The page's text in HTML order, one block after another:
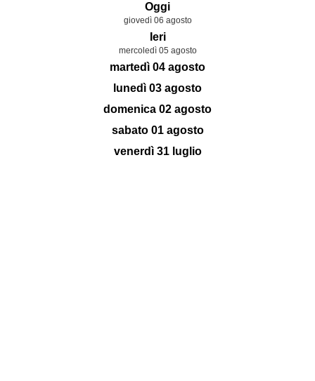
Oggi
giovedì 06 agosto
Ieri
mercoledì 05 agosto
martedì 04 agosto
lunedì 03 agosto
domenica 02 agosto
sabato 01 agosto
venerdì 31 luglio